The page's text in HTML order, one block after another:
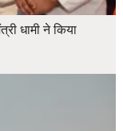
धामी ने किया